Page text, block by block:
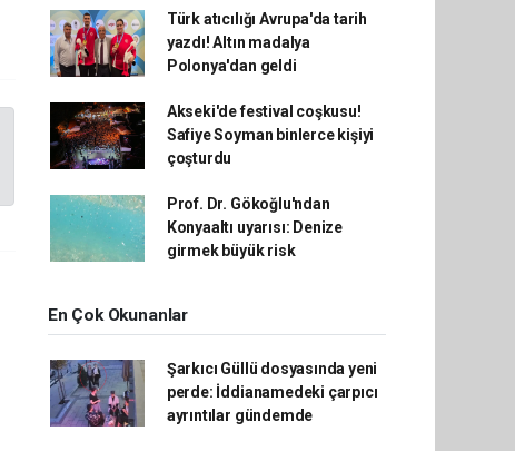
Türk atıcılığı Avrupa'da tarih
yazdı! Altın madalya
Polonya'dan geldi
Akseki'de festival coşkusu!
Safiye Soyman binlerce kişiyi
çoşturdu
Prof. Dr. Gökoğlu'ndan
Konyaaltı uyarısı: Denize
girmek büyük risk
En Çok Okunanlar
Şarkıcı Güllü dosyasında yeni
perde: İddianamedeki çarpıcı
ayrıntılar gündemde